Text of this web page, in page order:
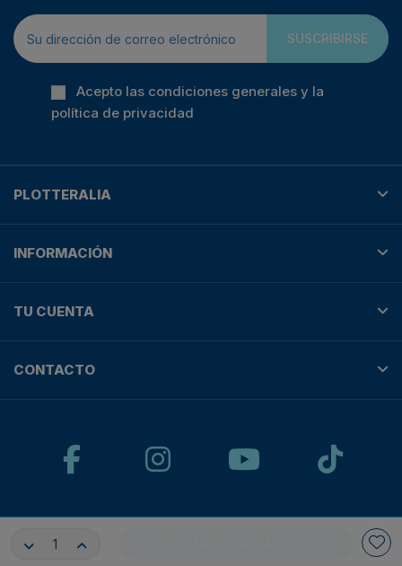
SUSCRIBIRSE
Acepto las condiciones generales y la
política de privacidad
PLOTTERALIA
INFORMACIÓN
TU CUENTA
CONTACTO